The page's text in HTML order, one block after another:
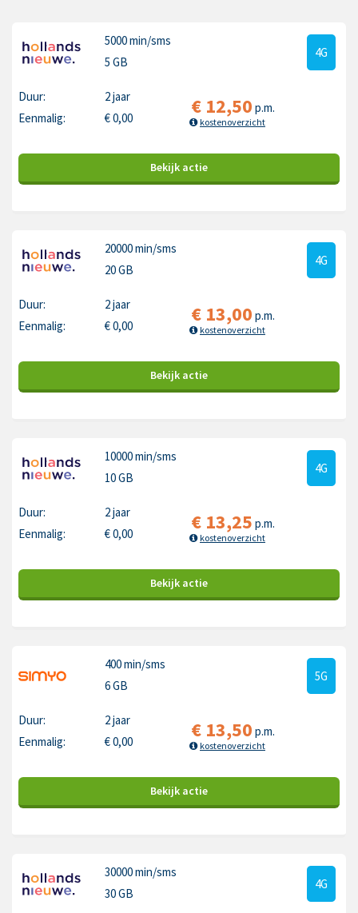
5000 min/sms
5 GB
4G
Duur:
2 jaar
Eenmalig:
€0,00 € 12,50 p.m.
kostenoverzicht
Bekijk actie
20000 min/sms
20 GB
4G
Duur:
2 jaar
Eenmalig:
€0,00 € 13,00 p.m.
kostenoverzicht
Bekijk actie
10000 min/sms
10 GB
4G
Duur:
2 jaar
Eenmalig:
€0,00 € 13,25 p.m.
kostenoverzicht
Bekijk actie
400 min/sms
6 GB
5G
Duur:
2 jaar
Eenmalig:
€0,00 € 13,50 p.m.
kostenoverzicht
Bekijk actie
30000 min/sms
30 GB
4G